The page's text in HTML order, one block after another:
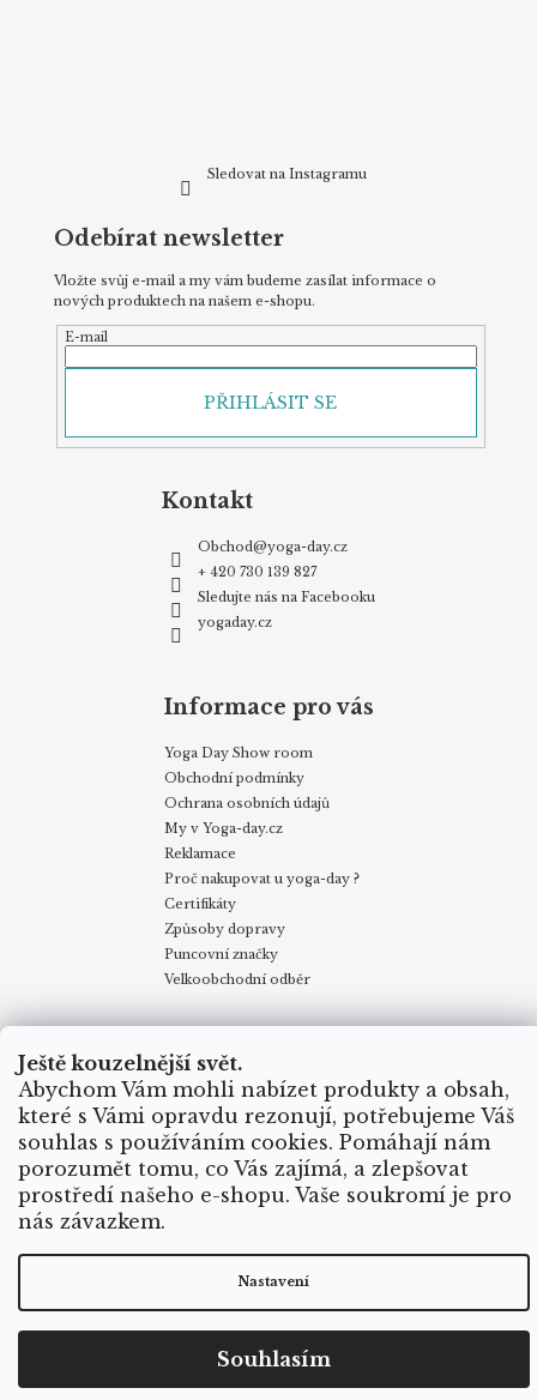
Ještě kouzelnější svět.
Abychom Vám mohli nabízet produkty a obsah,
které s Vámi opravdu rezonují, potřebujeme Váš
souhlas s používáním cookies. Pomáhají nám
porozumět tomu, co Vás zajímá, a zlepšovat
prostředí našeho e-shopu. Vaše soukromí je pro
nás závazkem.
Nastavení
Souhlasím
Sledovat na Instagramu
Odebírat newsletter
Vložte svůj e-mail a my vám budeme zasílat informace o
nových produktech na našem e-shopu.
E-mail
PŘIHLÁSIT SE
Kontakt
Obchod@yoga-day.cz
+ 420 730 139 827
Sledujte nás na Facebooku
yogaday.cz
Informace pro vás
Yoga Day Show room
Obchodní podmínky
Ochrana osobních údajů
My v Yoga-day.cz
Reklamace
Proč nakupovat u yoga-day ?
Certifikáty
Způsoby dopravy
Puncovní značky
Velkoobchodní odběr
Reklamace
Proč nakupovat u yoga-day.cz
Způsoby dopravy
Vytvořil Shoptet
Copyright 2026